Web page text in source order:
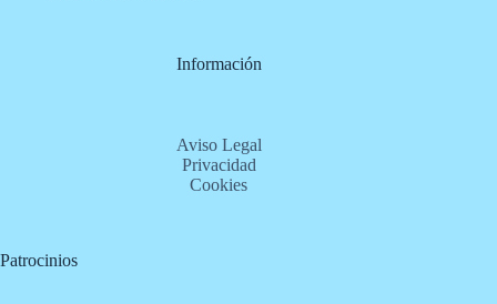
Información
Aviso Legal
Privacidad
Cookies
Patrocinios